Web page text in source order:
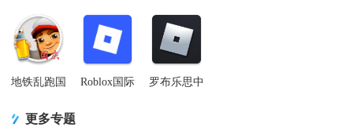
(Roblox国际
服)v2.730.790
文版(Skins
for Roblo
(Roblox)v2.730.790
安卓
地铁乱跑国
v22.10.010858
Roblox国际
罗布乐思中
更多专题